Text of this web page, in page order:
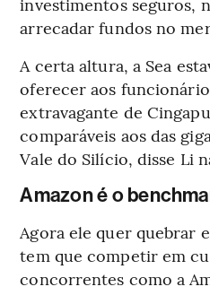
arrecadar fundos no
A certa altura, a Sea
oferecer aos
extravagante de
comparáveis aos das
Vale do Silício, disse Li
Amazon é o
Agora ele quer quebrar
tem que competir em
concorrentes como a